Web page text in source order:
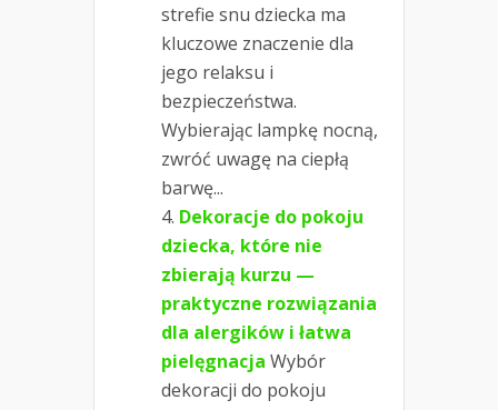
strefie snu dziecka ma
kluczowe znaczenie dla
jego relaksu i
bezpieczeństwa.
Wybierając lampkę nocną,
zwróć uwagę na ciepłą
barwę...
Dekoracje do pokoju
dziecka, które nie
zbierają kurzu —
praktyczne rozwiązania
dla alergików i łatwa
pielęgnacja Wybór
dekoracji do pokoju